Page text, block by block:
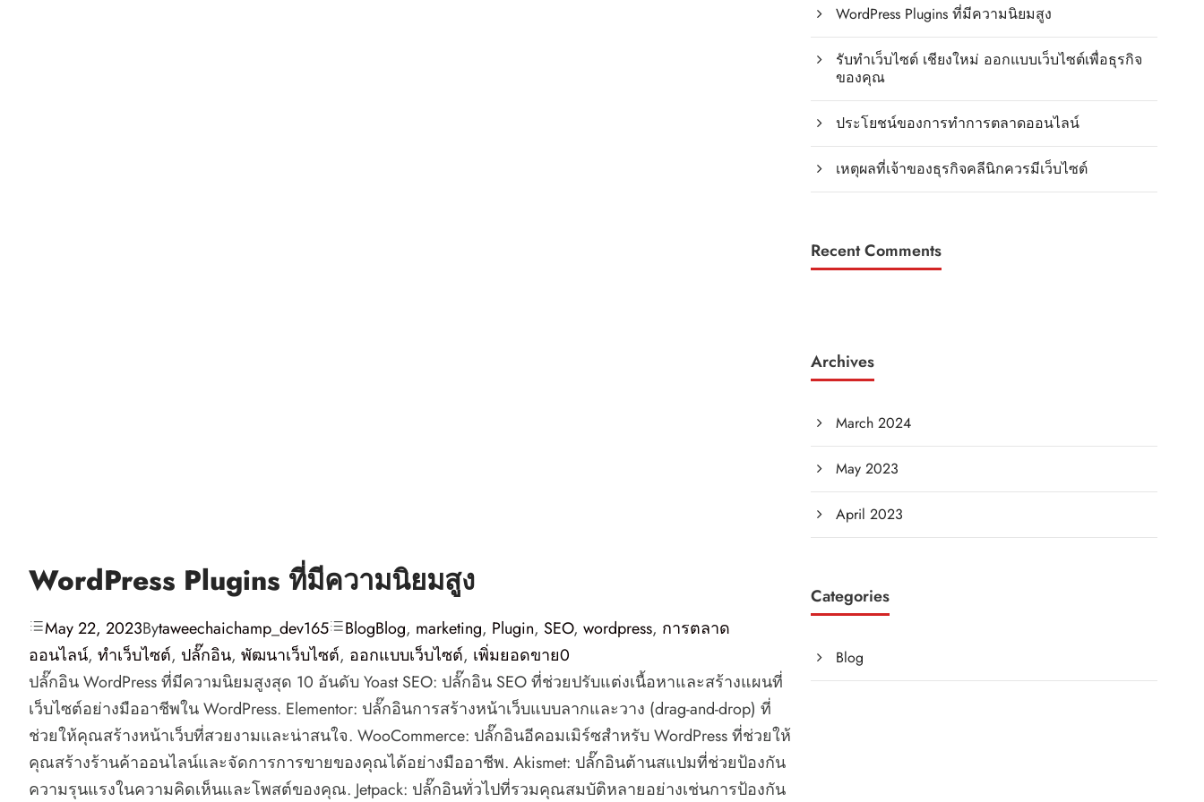
WordPress Plugins ที่มีความนิยมสูง
May 22, 2023Bytaweechaichamp_dev165 BlogBlog, marketing, Plugin, SEO, wordpress, การตลาด
ออนไลน์, ทำเว็บไซต์, ปลั๊กอิน, พัฒนาเว็บไซต์, ออกแบบเว็บไซต์, เพิ่มยอดขาย0
ปลั๊กอิน WordPress ที่มีความนิยมสูงสุด 10 อันดับ Yoast SEO: ปลั๊กอิน SEO ที่ช่วยปรับแต่งเนื้อหาและสร้างแผนที่
เว็บไซต์อย่างมืออาชีพใน WordPress. Elementor: ปลั๊กอินการสร้างหน้าเว็บแบบลากและวาง (drag-and-drop) ที่
ช่วยให้คุณสร้างหน้าเว็บที่สวยงามและน่าสนใจ. WooCommerce: ปลั๊กอินอีคอมเมิร์ซสำหรับ WordPress ที่ช่วยให้
คุณสร้างร้านค้าออนไลน์และจัดการการขายของคุณได้อย่างมืออาชีพ. Akismet: ปลั๊กอินต้านสแปมที่ช่วยป้องกัน
ความรุนแรงในความคิดเห็นและโพสต์ของคุณ. Jetpack: ปลั๊กอินทั่วไปที่รวมคุณสมบัติหลายอย่างเช่นการป้องกัน
WordPress Plugins ที่มีความนิยมสูง
รับทำเว็บไซต์ เชียงใหม่ ออกแบบเว็บไซต์เพื่อธุรกิจ
ของคุณ
ประโยชน์ของการทำการตลาดออนไลน์
เหตุผลที่เจ้าของธุรกิจคลีนิกควรมีเว็บไซต์
Recent Comments
Archives
March 2024
May 2023
April 2023
Categories
Blog